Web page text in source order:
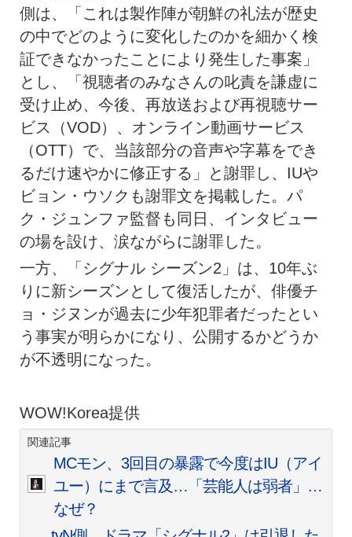
側は、「これは製作陣が朝鮮の礼法が歴史
の中でどのように変化したのかを細かく検
証できなかったことにより発生した事案」
とし、「視聴者のみなさんの叱責を謙虚に
受け止め、今後、再放送および再視聴サー
ビス（VOD）、オンライン動画サービス
（OTT）で、当該部分の音声や字幕をでき
るだけ速やかに修正する」と謝罪し、IUや
ビョン・ウソクも謝罪文を掲載した。パ
ク・ジュンファ監督も同日、インタビュー
の場を設け、涙ながらに謝罪した。
一方、「シグナル シーズン2」は、10年ぶ
りに新シーズンとして復活したが、俳優チ
ョ・ジヌンが過去に少年犯罪者だったとい
う事実が明らかになり、公開するかどうか
が不透明になった。
WOW!Korea提供
関連記事
MCモン、3回目の暴露で今度はIU（アイ
ユー）にまで言及…「芸能人は弱者」…
なぜ？